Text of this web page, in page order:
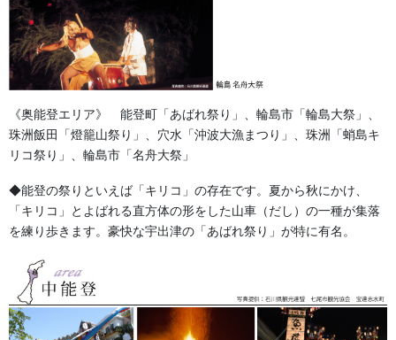
新作の特別指定柄 「登り龍に満月」 S様よりの特別モチーフを
当社で図柄を校正して作成いたしました。
満月の海を登り行く龍のモチーフで、天の使者の龍が大漁と安全
を
表現している吉祥柄です。
《奥能登エリア》 能登町「あばれ祭り」、輪島市「輪島大祭」、
珠洲飯田「燈籠山祭り」、穴水「沖波大漁まつり」、珠洲「蛸島キ
リコ祭り」、輪島市「名舟大祭」
◆能登の祭りといえば「キリコ」の存在です。夏から秋にかけ、
「キリコ」とよばれる直方体の形をした山車（だし）の一種が集落
を練り歩きます。豪快な宇出津の「あばれ祭り」が特に有名。